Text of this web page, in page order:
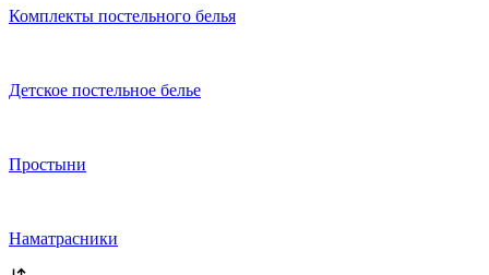
Комплекты постельного белья
Детское постельное белье
Простыни
Наматрасники